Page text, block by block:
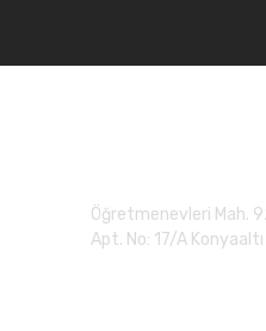
Öğretmenevleri Mah.
Apt. No: 17/A